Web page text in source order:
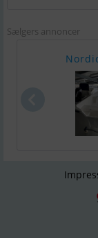
Sælgers annoncer